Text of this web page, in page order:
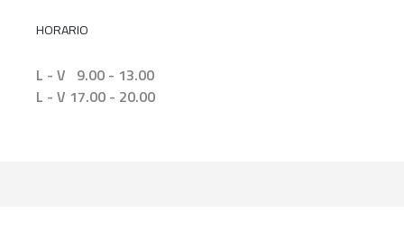
HORARIO
L - V 9.00 - 13.00
L - V 17.00 - 20.00